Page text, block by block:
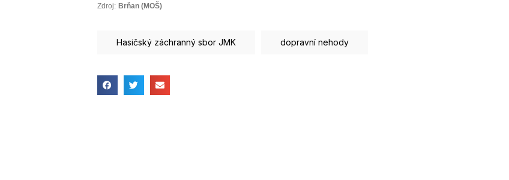
Zdroj: Brňan (MOŠ)
Hasičský záchranný sbor JMK dopravní nehody